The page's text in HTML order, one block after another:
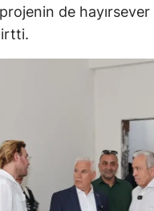
Ardahan
Iğdır
Kilis
Osmaniye
projenin de